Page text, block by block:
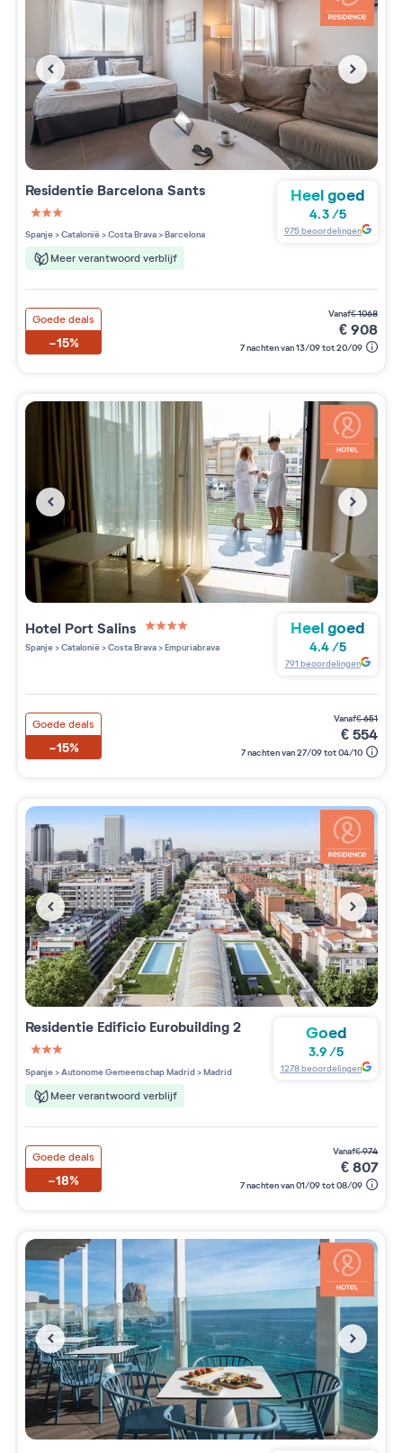
Residentie Barcelona Sants
3 étoiles sur 5
Spanje>Catalonië>Costa Brava>Barcelona
Meer verantwoord verblijf
Heel goed
4.3/5
975beoordelingen
Goede deals
-15%
vanaf€1068
€908
7 nachten van 13/09 tot 20/09
Hotel Port Salins
4 étoiles sur 5
Spanje>Catalonië>Costa Brava>Empuriabrava
Heel goed
4.4/5
791 beoordelingen
Goede deals
-15%
vanaf€651
€554
7 nachten van 27/09 tot 04/10
Residentie Edificio Eurobuilding 2
3 étoiles sur 5
Spanje>Autonome Gemeenschap Madrid>Madrid
Meer verantwoord verblijf
Goed
3.9/5
1278beoordelingen
Goede deals
-18%
vanaf€974
€807
7 nachten van 01/09 tot 08/09